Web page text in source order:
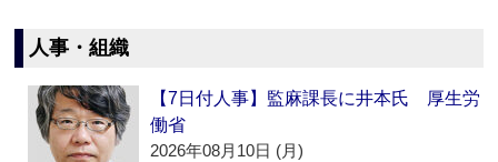
人事・組織
【7日付人事】監麻課長に井本氏 厚生労
働省
2026年08月10日 (月)